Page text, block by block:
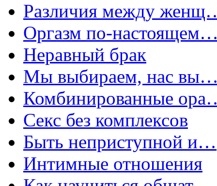
Различия между
Оргазм по-
Неравный брак
Мы выбираем, нас
Комбинированные
Секс без комплексов
Быть неприступной и…
Интимные отношения